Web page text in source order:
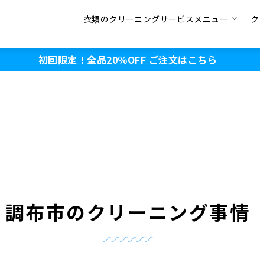
衣類のクリーニングサービスメニュー
初回限定！全品20％OFF ご注文はこちら
調布市のクリーニング事情